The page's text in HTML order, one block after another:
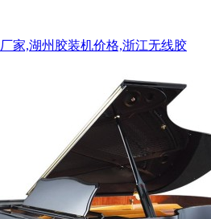
家,湖州胶装机价格,浙江无线胶